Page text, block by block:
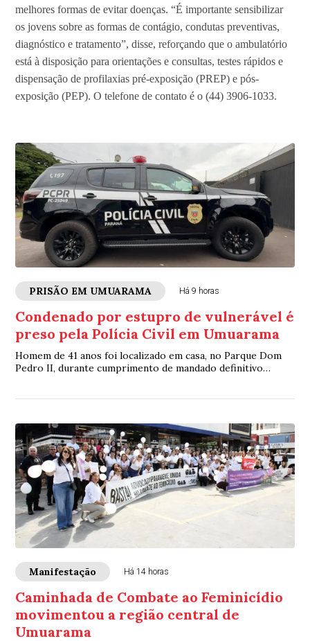
melhores formas de evitar doenças. “É importante sensibilizar
os jovens sobre as formas de contágio, condutas preventivas,
diagnóstico e tratamento”, disse, reforçando que o ambulatório
está à disposição para orientações e consultas, testes rápidos e
dispensação de profilaxias pré-exposição (PREP) e pós-
exposição (PEP). O telefone de contato é o (44) 3906-1033.
PRISÃO EM UMUARAMA Há 9 horas
Condenado por estupro de vulnerável é
preso pela Polícia Civil em Umuarama
Homem de 41 anos foi localizado em casa, no Parque Dom
Pedro II, durante cumprimento de mandado definitivo
Manifestação Há 14 horas
Caminhada de Combate ao Feminicídio
movimentou a região central de
Umuarama